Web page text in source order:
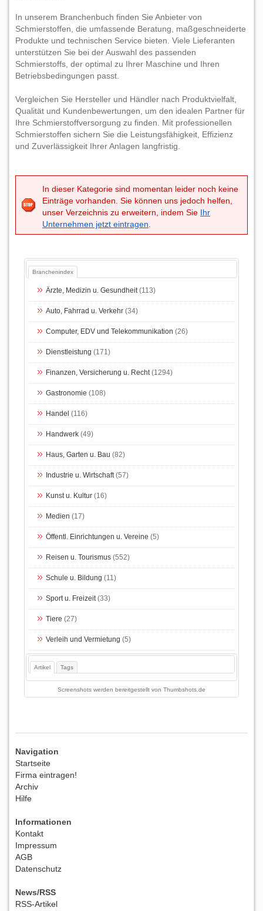
In unserem Branchenbuch finden Sie Anbieter von
Schmierstoffen, die umfassende Beratung, maßgeschneiderte
Produkte und technischen Service bieten. Viele Lieferanten
unterstützen Sie bei der Auswahl des passenden
Schmierstoffs, der optimal zu Ihrer Maschine und Ihren
Betriebsbedingungen passt.
Vergleichen Sie Hersteller und Händler nach Produktvielfalt,
Qualität und Kundenbewertungen, um den idealen Partner für
Ihre Schmierstoffversorgung zu finden. Mit professionellen
Schmierstoffen sichern Sie die Leistungsfähigkeit, Effizienz
und Zuverlässigkeit Ihrer Anlagen langfristig.
In dieser Kategorie sind momentan leider noch keine
Einträge vorhanden. Sie können uns jedoch helfen,
unser Verzeichnis zu erweitern, indem Sie Ihr
Unternehmen jetzt eintragen
Branchenindex
Ärzte, Medizin u. Gesundheit(113)
Auto, Fahrrad u. Verkehr (34)
Computer, EDV und Telekommunikation (26)
Dienstleistung (171)
Finanzen, Versicherung u. Recht(1294)
Gastronomie (108)
Handel (116)
Handwerk (49)
Haus, Garten u. Bau (82)
Industrie u. Wirtschaft(57)
Kunst u. Kultur (16)
Medien (17)
Öffentl. Einrichtungen u. Vereine (5)
Reisen u. Tourismus (552)
Schule u. Bildung (11)
Sport u. Freizeit(33)
Tiere (27)
Verleih und Vermietung (5)
Artikel Tags
Screenshots werden bereitgestellt von Thumbshots.de
Navigation
Startseite
Firma eintragen!
Archiv
Hilfe
Informationen
Kontakt
Impressum
AGB
Datenschutz
News/RSS
RSS-Artikel